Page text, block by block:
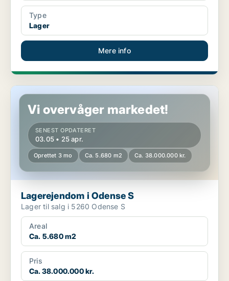
Type
Lager
Mere info
Lagerejendom i Odense S
Vi overvåger markedet!
SENEST OPDATERET
03.05 • 25 apr.
Oprettet 3 mo Ca. 5.680 m2 Ca. 38.000.000 kr.
Lagerejendom i Odense S
Lager til salg i 5260 Odense S
Areal
Ca. 5.680 m2
Pris
Ca. 38.000.000 kr.